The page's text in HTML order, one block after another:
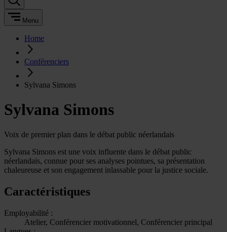
Menu
Home
Conférenciers
Sylvana Simons
Sylvana Simons
Voix de premier plan dans le débat public néerlandais
Sylvana Simons est une voix influente dans le débat public
néerlandais, connue pour ses analyses pointues, sa présentation
chaleureuse et son engagement inlassable pour la justice sociale.
Caractéristiques
Employabilité :
Atelier, Conférencier motivationnel, Conférencier principal